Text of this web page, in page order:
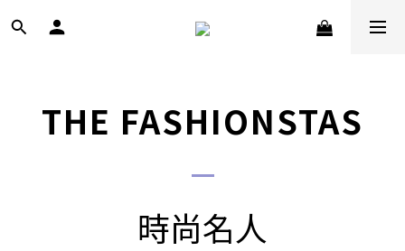
THE FASHIONSTAS
時尚名人